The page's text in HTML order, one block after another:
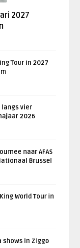
2027
Tour in 2027
langs vier
2026
naar AFAS
Brussel
World Tour in
shows in Ziggo